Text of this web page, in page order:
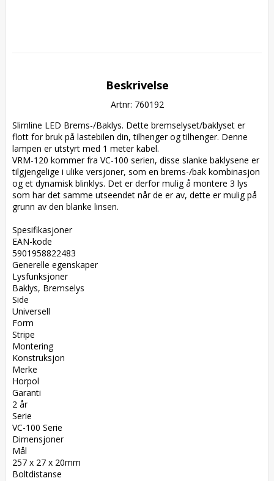
Beskrivelse
Artnr: 760192
Slimline LED Brems-/Baklys. Dette bremselyset/baklyset er
flott for bruk på lastebilen din, tilhenger og tilhenger. Denne
lampen er utstyrt med 1 meter kabel.
VRM-120 kommer fra VC-100 serien, disse slanke baklysene er
tilgjengelige i ulike versjoner, som en brems-/bak kombinasjon
og et dynamisk blinklys. Det er derfor mulig å montere 3 lys
som har det samme utseendet når de er av, dette er mulig på
grunn av den blanke linsen.
Spesifikasjoner
EAN-kode
5901958822483
Generelle egenskaper
Lysfunksjoner
Baklys, Bremselys
Side
Universell
Form
Stripe
Montering
Konstruksjon
Merke
Horpol
Garanti
2 år
Serie
VC-100 Serie
Dimensjoner
Mål
257 x 27 x 20mm
Boltdistanse